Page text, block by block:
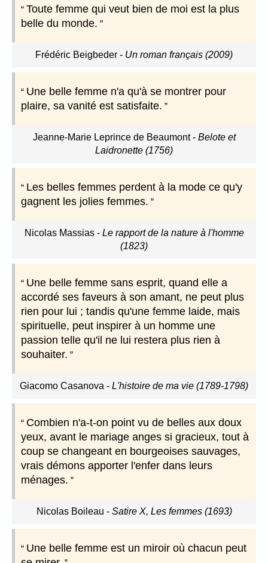
Toute femme qui veut bien de moi est la plus
belle du monde.
Frédéric Beigbeder - Un roman français (2009)
Une belle femme n'a qu'à se montrer pour
plaire, sa vanité est satisfaite.
Jeanne-Marie Leprince de Beaumont- Belote et
Laidronette (1756)
Les belles femmes perdent à la mode ce qu'y
gagnent les jolies femmes.
Nicolas Massias- Le rapport de la nature à l'homme
(1823)
Une belle femme sans esprit, quand elle a
accordé ses faveurs à son amant, ne peut plus
rien pour lui ; tandis qu'une femme laide, mais
spirituelle, peut inspirer à un homme une
passion telle qu'il ne lui restera plus rien à
souhaiter.
Giacomo Casanova - L'histoire de ma vie (1789-1798)
Combien n'a-t-on point vu de belles aux doux
yeux, avant le mariage anges si gracieux, tout à
coup se changeant en bourgeoises sauvages,
vrais démons apporter l'enfer dans leurs
ménages.
Nicolas Boileau - Satire X, Les femmes (1693)
Une belle femme est un miroir où chacun peut